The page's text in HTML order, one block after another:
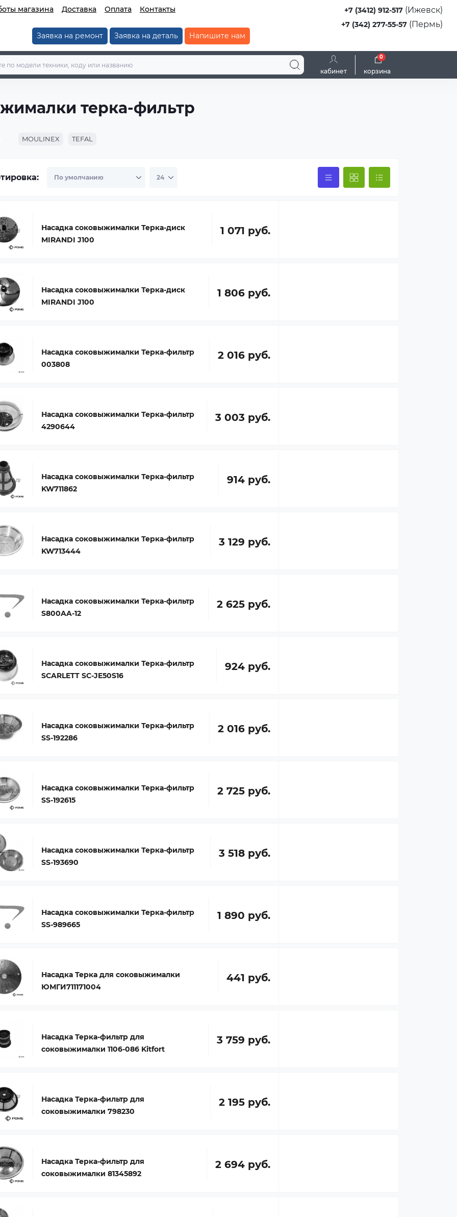
магазина Доставка Оплата Контакты
Заявка на ремонт Заявка на деталь Напишите нам
+7 (3412) 912-517 (Ижевск)
+7 (342) 277-55-57 (Пермь)
кабинет корзина
0
терка-фильтр
MOULINEX TEFAL
Насадка соковыжималки Терка-диск
MIRANDI J100
1 071 руб.
Насадка соковыжималки Терка-диск
MIRANDI J100
1 806 руб.
Насадка соковыжималки Терка-фильтр
003808
2 016 руб.
Насадка соковыжималки Терка-фильтр
4290644
3 003 руб.
Насадка соковыжималки Терка-фильтр
KW711862
914 руб.
Насадка соковыжималки Терка-фильтр
KW713444
3 129 руб.
Насадка соковыжималки Терка-фильтр
S800AA-12
2 625 руб.
Насадка соковыжималки Терка-фильтр
SCARLETT SC-JE50S16
924 руб.
Насадка соковыжималки Терка-фильтр
SS-192286
2 016 руб.
Насадка соковыжималки Терка-фильтр
SS-192615
2 725 руб.
Насадка соковыжималки Терка-фильтр
SS-193690
3 518 руб.
Насадка соковыжималки Терка-фильтр
SS-989665
1 890 руб.
Насадка Терка для соковыжималки
ЮМГИ711171004
441 руб.
Насадка Терка-фильтр для
соковыжималки 1106-086 Kitfort
3 759 руб.
Насадка Терка-фильтр для
соковыжималки 798230
2 195 руб.
Насадка Терка-фильтр для
соковыжималки 81345892
2 694 руб.